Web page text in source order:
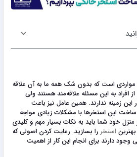
است که بدون شک همه ما به آن علاقه
افراد به این مسئله علاقه‌مند هستند ولی
این زمینه ندارند. همین عامل نیز باعث
این استخرها با مشکلات زیادی مواجه
منزل خود شما باید به نکات بسیار مهم و کلیدی
استخر را بسازید. رعایت کردن اصولی که
دارند برای انجام این کار از اهمیت